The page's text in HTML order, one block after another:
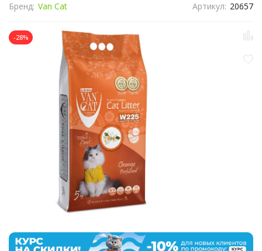
Бренд: Van Cat Артикул: 20657
-28%